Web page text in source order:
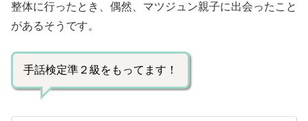
整体に行ったとき、偶然、マツジュン親子に出会ったこと
があるそうです。
手話検定準２級をもってます！